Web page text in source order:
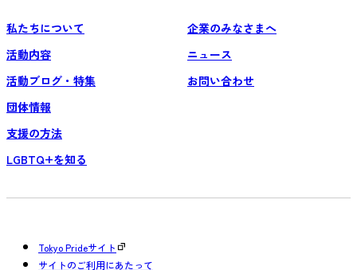
私たちについて
活動内容
活動ブログ・特集
団体情報
支援の方法
LGBTQ+を知る
企業のみなさまへ
ニュース
お問い合わせ
Tokyo Prideサイト
サイトのご利用にあたって